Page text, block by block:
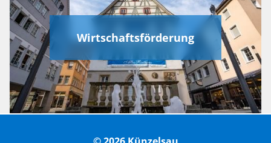
Wirtschaftsförderung